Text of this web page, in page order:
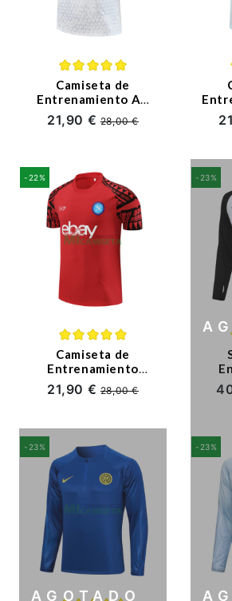
Camiseta de
Entrenamiento AC
Milan 2023/2024
Blanco
21,90 €28,00 €
De
-22%
Camiseta de
Entrenamiento
Napoli 2023/2024
Rojo
21,90 €28,00 €
-23%
-23%
AGOTADO
-23%